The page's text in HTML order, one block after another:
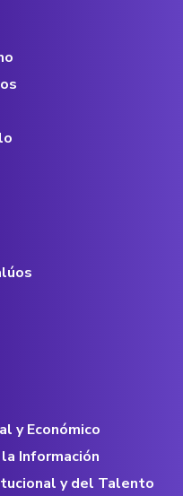
y Económico
Información
y del Talento